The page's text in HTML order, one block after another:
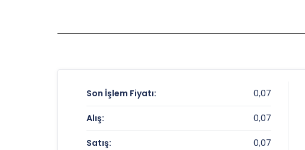
Son İşlem Fiyatı: 0,07
Alış: 0,07
Satış: 0,07